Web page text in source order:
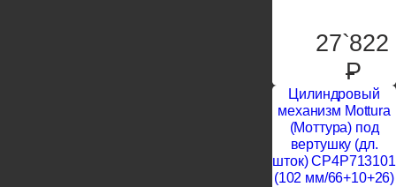
27`822
P
Цилиндровый
механизм Mottura
(Моттура) под
вертушку (дл.
шток) CP4P713101
(102 мм/66+10+26)